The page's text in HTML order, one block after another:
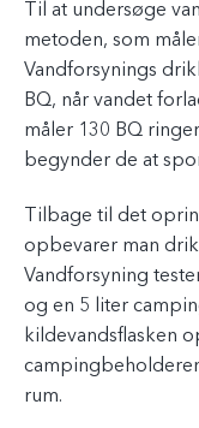
Til at undersøge
metoden, som
Vandforsynings
BQ, når vandet
måler 130 BQ
begynder de at
Tilbage til det
opbevarer man
Vandforsyning
og en 5 liter
kildevandsflasken
rum.